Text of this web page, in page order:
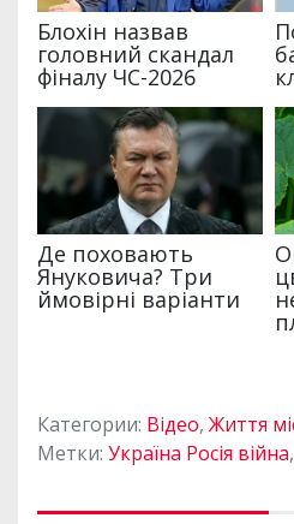
Категории: Відео, Життя
Метки: Україна Росія війна,